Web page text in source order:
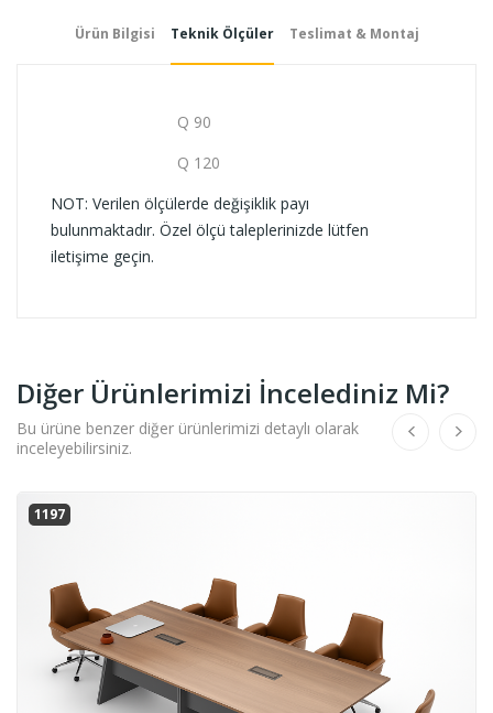
Ürün Bilgisi Teknik Ölçüler Teslimat & Montaj
Q 90
Q 120
NOT: Verilen ölçülerde değişiklik payı
bulunmaktadır. Özel ölçü taleplerinizde lütfen
iletişime geçin.
Diğer Ürünlerimizi İncelediniz Mi?
Bu ürüne benzer diğer ürünlerimizi detaylı olarak
inceleyebilirsiniz.
1197